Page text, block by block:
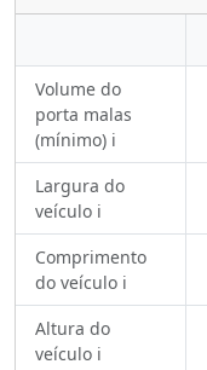
Volume do
porta malas
(mínimo) ℹ️
Largura do
veículo ℹ️
Comprimento
do veículo ℹ️
Altura do
veículo ℹ️